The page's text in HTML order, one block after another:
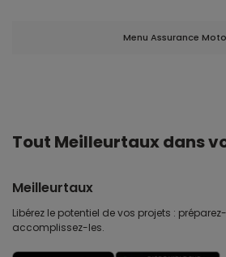
Menu Assurance Moto
Tout Meilleurtaux dans
Meilleurtaux
Libérez le potentiel de vos projets :
accomplissez-les.